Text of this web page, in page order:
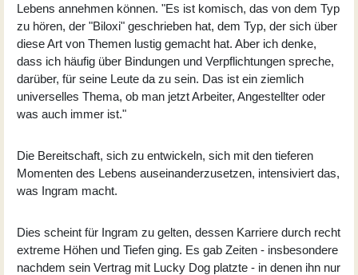
Lebens annehmen können. "Es ist komisch, das von dem Typ
zu hören, der "Biloxi" geschrieben hat, dem Typ, der sich über
diese Art von Themen lustig gemacht hat. Aber ich denke,
dass ich häufig über Bindungen und Verpflichtungen spreche,
darüber, für seine Leute da zu sein. Das ist ein ziemlich
universelles Thema, ob man jetzt Arbeiter, Angestellter oder
was auch immer ist."
Die Bereitschaft, sich zu entwickeln, sich mit den tieferen
Momenten des Lebens auseinanderzusetzen, intensiviert das,
was Ingram macht.
Dies scheint für Ingram zu gelten, dessen Karriere durch recht
extreme Höhen und Tiefen ging. Es gab Zeiten - insbesondere
nachdem sein Vertrag mit Lucky Dog platzte - in denen ihn nur